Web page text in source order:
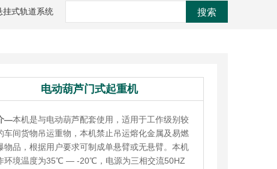
搜索
挂式轨道系统
电动葫芦门式起重机
—本机是与电动葫芦配套使用，适用于工作级别较
车间货物吊运重物，本机禁止吊运熔化金属及易燃
物品，根据用户要求可制成单悬臂或无悬臂。本机
环境温度为35℃ — -20℃，电源为三相交流50HZ